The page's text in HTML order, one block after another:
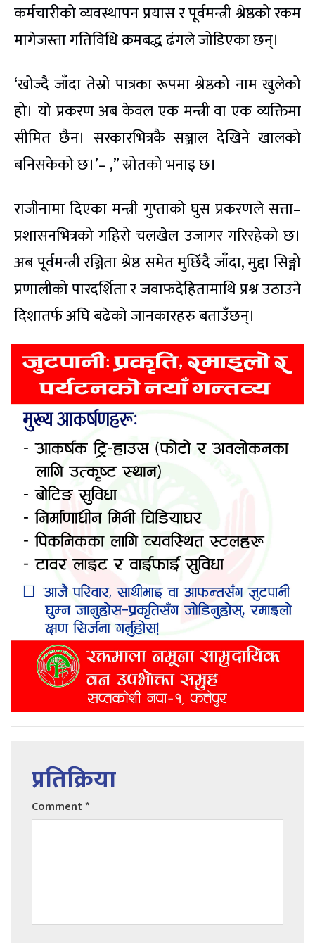
कर्मचारीको व्यवस्थापन प्रयास र पूर्वमन्त्री श्रेष्ठको रकम
मागेजस्ता गतिविधि क्रमबद्ध ढंगले जोडिएका छन्।
‘खोज्दै जाँदा तेस्रो पात्रका रूपमा श्रेष्ठको नाम खुलेको
हो। यो प्रकरण अब केवल एक मन्त्री वा एक व्यक्तिमा
सीमित छैन। सरकारभित्रकै सञ्जाल देखिने खालको
बनिसकेको छ।’– ,” स्रोतको भनाइ छ।
राजीनामा दिएका मन्त्री गुप्ताको घुस प्रकरणले सत्ता–
प्रशासनभित्रको गहिरो चलखेल उजागर गरिरहेको छ।
अब पूर्वमन्त्री रञ्जिता श्रेष्ठ समेत मुछिँदै जाँदा, मुद्दा सिङ्गो
प्रणालीको पारदर्शिता र जवाफदेहितामाथि प्रश्न उठाउने
दिशातर्फ अघि बढेको जानकारहरु बताउँछन्।
प्रतिक्रिया
Comment*